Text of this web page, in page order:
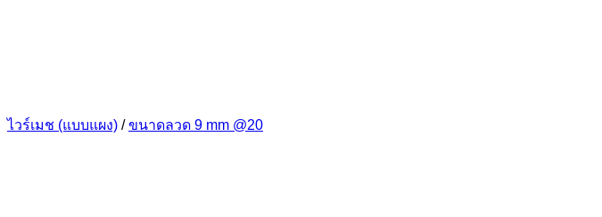
ไวร์เมช (แบบแผง) / ขนาดลวด 9 mm @20